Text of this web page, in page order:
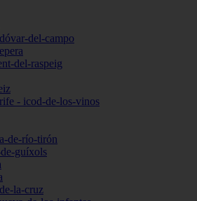
del-campo
del-raspeig
- icod-de-los-vinos
de-río-tirón
guíxols
la-cruz